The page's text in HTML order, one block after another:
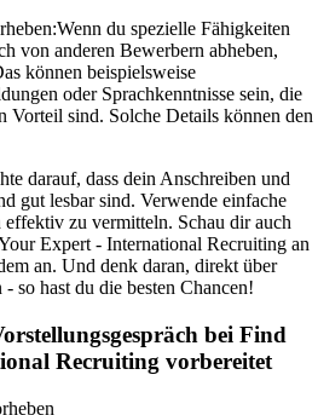
Wenn du spezielle Fähigkeiten
von anderen Bewerbern abheben,
können beispielsweise
oder Sprachkenntnisse sein, die
Vorteil sind. Solche Details können den
darauf, dass dein Anschreiben und
gut lesbar sind. Verwende einfache
effektiv zu vermitteln. Schau dir auch
Expert - International Recruiting an
an. Und denk daran, direkt über
so hast du die besten Chancen!
bei Find
Recruiting vorbereitet